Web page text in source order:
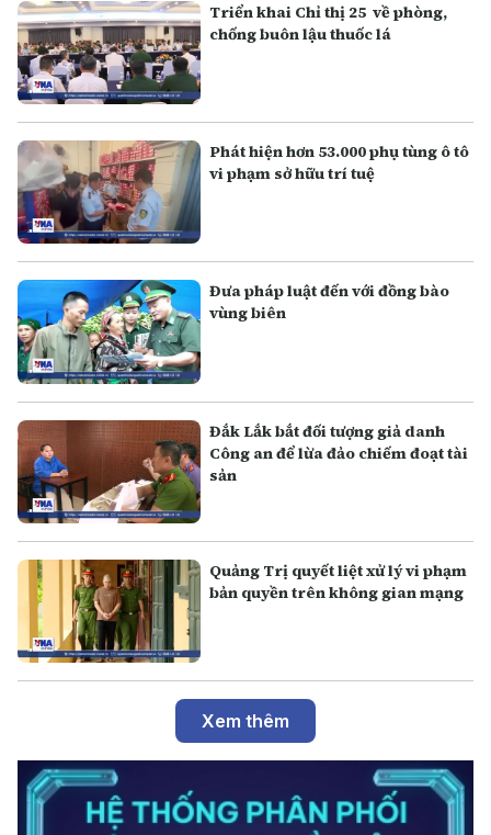
Triển khai Chỉ thị 25 về phòng,
chống buôn lậu thuốc lá
Phát hiện hơn 53.000 phụ tùng ô tô
vi phạm sở hữu trí tuệ
Đưa pháp luật đến với đồng bào
vùng biên
Đắk Lắk bắt đối tượng giả danh
Công an để lừa đảo chiếm đoạt tài
sản
Quảng Trị quyết liệt xử lý vi phạm
bản quyền trên không gian mạng
Xem thêm